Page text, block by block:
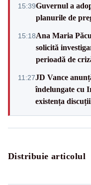
15:39Guvernul a
planurile de
15:18Ana Maria
solicită
perioadă de
11:27JD Vance
îndelungate cu
existența
Distribuie articolul